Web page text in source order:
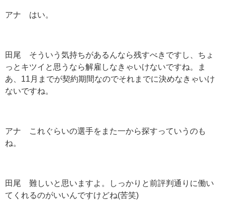
アナ はい。
田尾 そういう気持ちがあるんなら残すべきですし、ちょ
っとキツイと思うなら解雇しなきゃいけないですね。ま
あ、11月までが契約期間なのでそれまでに決めなきゃいけ
ないですね。
アナ これぐらいの選手をまた一から探すっていうのも
ね。
田尾 難しいと思いますよ。しっかりと前評判通りに働い
てくれるのがいいんですけどね(苦笑)